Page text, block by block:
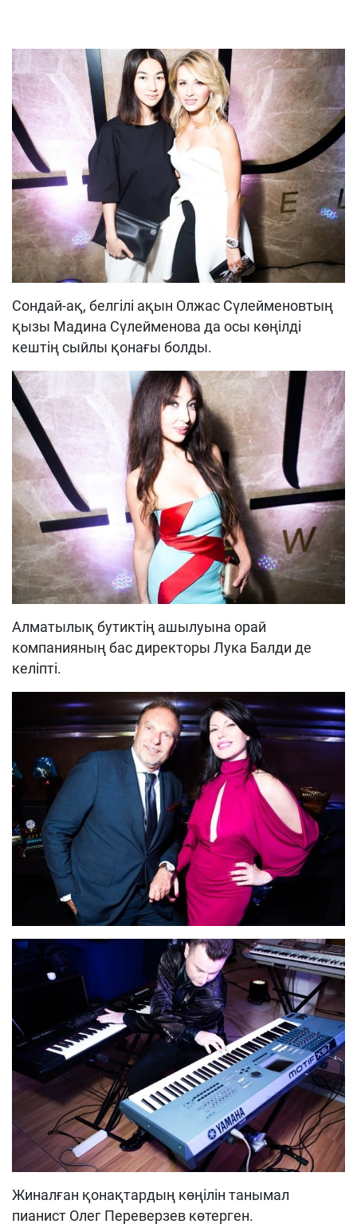
Сондай-ақ, белгілі ақын Олжас Сүлейменовтың
қызы Мадина Сүлейменова да осы көңілді
кештің сыйлы қонағы болды.
Алматылық бутиктің ашылуына орай
компанияның бас директоры Лука Балди де
келіпті.
Жиналған қонақтардың көңілін танымал
пианист Олег Переверзев көтерген.